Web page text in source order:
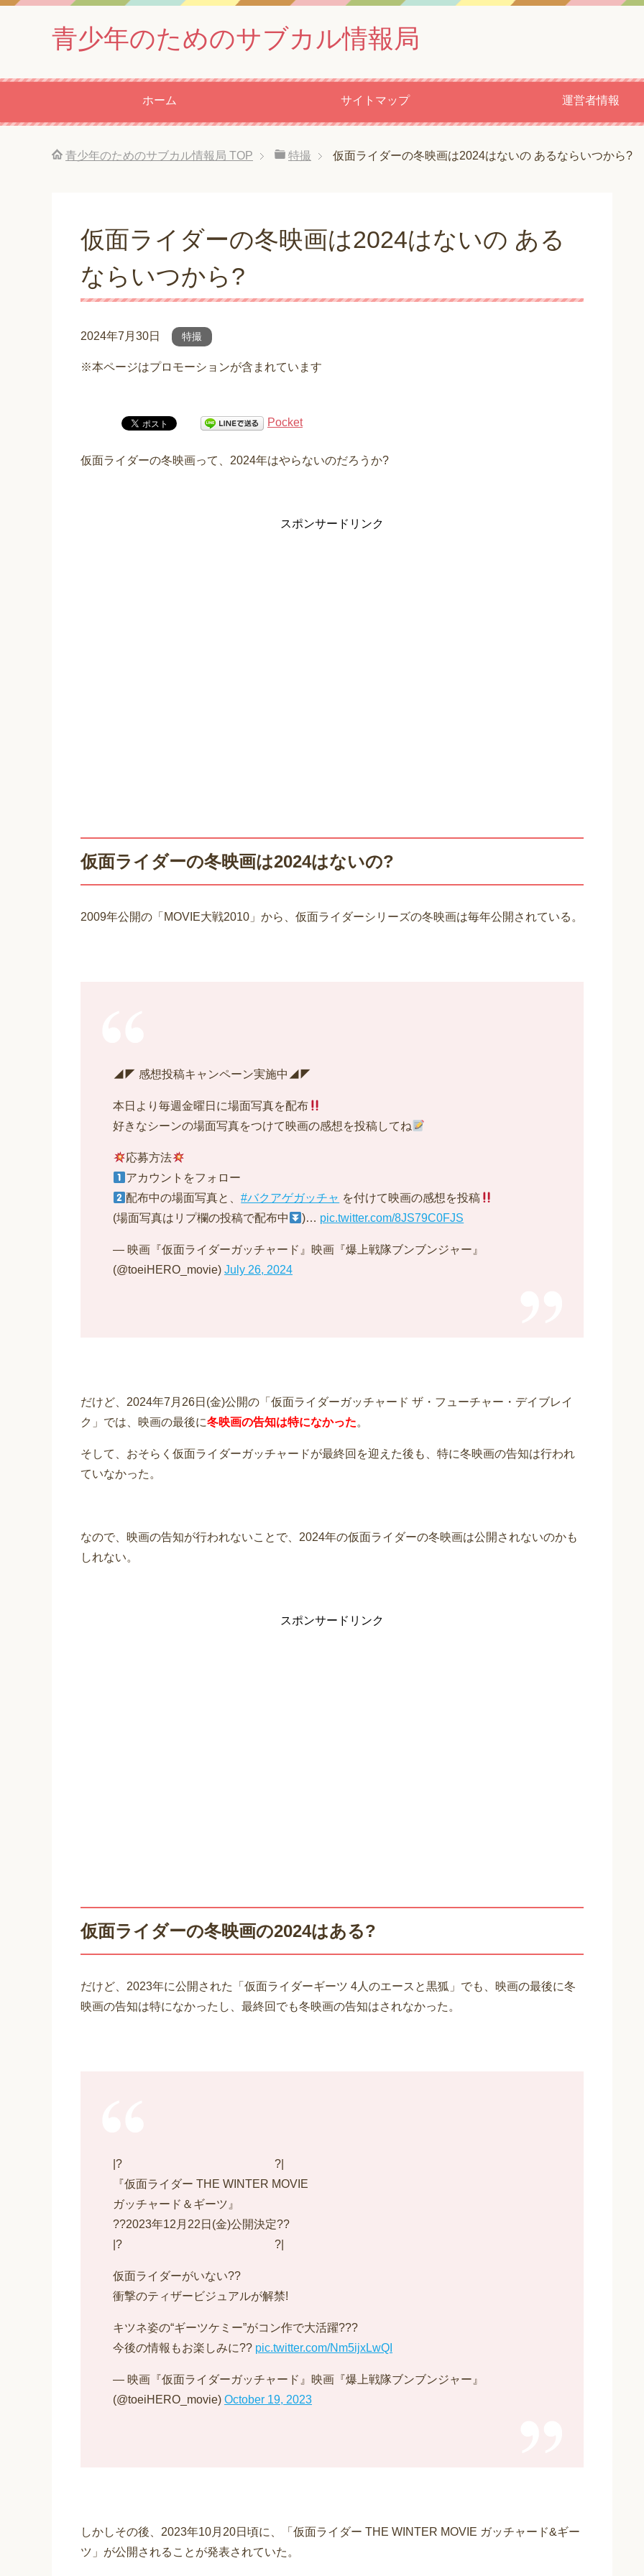
青少年のためのサブカル情報局
ホーム サイトマップ 運営者情報
青少年のためのサブカル情報局 TOP 特撮 仮面ライダーの冬映画は2024はないの あるならいつから?
仮面ライダーの冬映画は2024はないの ある
ならいつから?
2024年7月30日 特撮
※本ページはプロモーションが含まれています
Pocket
仮面ライダーの冬映画って、2024年はやらないのだろうか?
スポンサードリンク
仮面ライダーの冬映画は2024はないの?
2009年公開の「MOVIE大戦2010」から、仮面ライダーシリーズの冬映画は毎年公開されている。
◢◤ 感想投稿キャンペーン実施中◢◤
本日より毎週金曜日に場面写真を配布
好きなシーンの場面写真をつけて映画の感想を投稿してね
応募方法
アカウントをフォロー
配布中の場面写真と、#バクアゲガッチャ を付けて映画の感想を投稿
(場面写真はリプ欄の投稿で配布中
)… pic.twitter.com/8JS79C0FJS
— 映画『仮面ライダーガッチャード』映画『爆上戦隊ブンブンジャー』
(@toeiHERO_movie) July 26, 2024
だけど、2024年7月26日(金)公開の「仮面ライダーガッチャード ザ・フューチャー・デイブレイ
ク」では、映画の最後に冬映画の告知は特になかった。
そして、おそらく仮面ライダーガッチャードが最終回を迎えた後も、特に冬映画の告知は行われ
ていなかった。
なので、映画の告知が行われないことで、2024年の仮面ライダーの冬映画は公開されないのかも
しれない。
スポンサードリンク
仮面ライダーの冬映画の2024はある?
だけど、2023年に公開された「仮面ライダーギーツ 4人のエースと黒狐」でも、映画の最後に冬
映画の告知は特になかったし、最終回でも冬映画の告知はされなかった。
|? ?|
『仮面ライダー THE WINTER MOVIE
ガッチャード＆ギーツ』
??2023年12月22日(金)公開決定??
|? ?|
仮面ライダーがいない??
衝撃のティザービジュアルが解禁!
キツネ姿の“ギーツケミー”がコン作で大活躍???
今後の情報もお楽しみに?? pic.twitter.com/Nm5ijxLwQI
— 映画『仮面ライダーガッチャード』映画『爆上戦隊ブンブンジャー』
(@toeiHERO_movie) October 19, 2023
しかしその後、2023年10月20日頃に、「仮面ライダー THE WINTER MOVIE ガッチャード&ギー
ツ」が公開されることが発表されていた。